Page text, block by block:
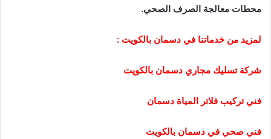
محطات معالجة الصرف الصحي.
لمزيد من خدماتنا في دسمان بالكويت :
شركة تسليك مجاري دسمان بالكويت
فني تركيب فلاتر المياة دسمان
فني صحي في دسمان بالكويت